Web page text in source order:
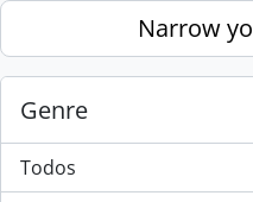
Skip to main contentNarrow
Genre
Todos